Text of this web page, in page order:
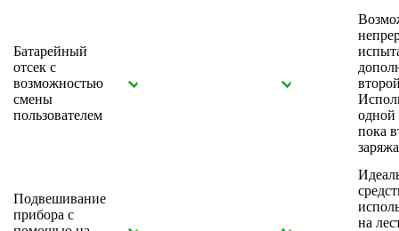
Батарейный
отсек с
возможностью
смены
пользователем
одной
пока
Подвешивание
прибора с
на